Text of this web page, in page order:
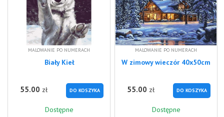
MALOWANIE PO NUMERACH
Biały Kieł
55.00 zł DO KOSZYKA
Dostępne
MALOWANIE PO NUMERACH
W zimowy wieczór 40x50cm
55.00 zł DO KOSZYKA
Dostępne